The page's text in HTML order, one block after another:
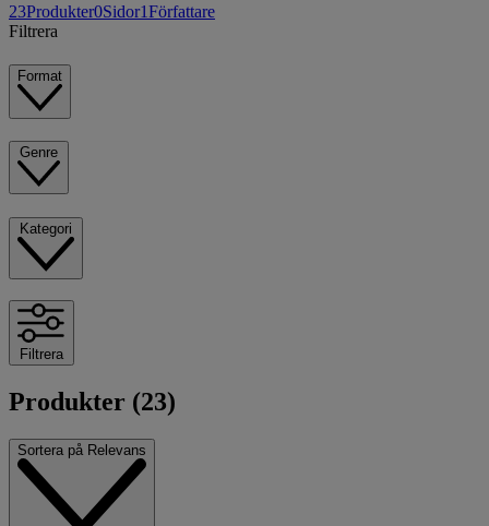
23Produkter0Sidor1Författare
Filtrera
Format
Filtrera
Produkter (23)
Sortera på Relevans